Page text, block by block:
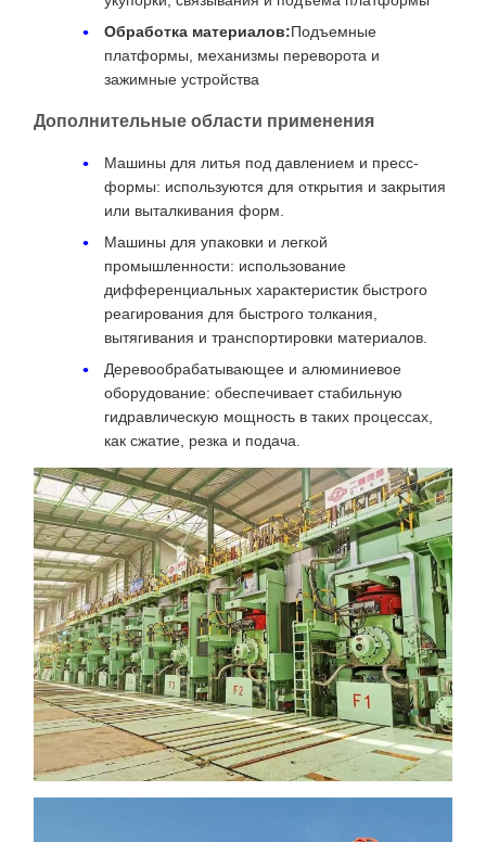
Обработка материалов:Подъемные
платформы, механизмы переворота и
зажимные устройства
Дополнительные области применения
Машины для литья под давлением и пресс-
формы: используются для открытия и закрытия
или выталкивания форм.
Машины для упаковки и легкой
промышленности: использование
дифференциальных характеристик быстрого
реагирования для быстрого толкания,
вытягивания и транспортировки материалов.
Деревообрабатывающее и алюминиевое
оборудование: обеспечивает стабильную
гидравлическую мощность в таких процессах,
как сжатие, резка и подача.